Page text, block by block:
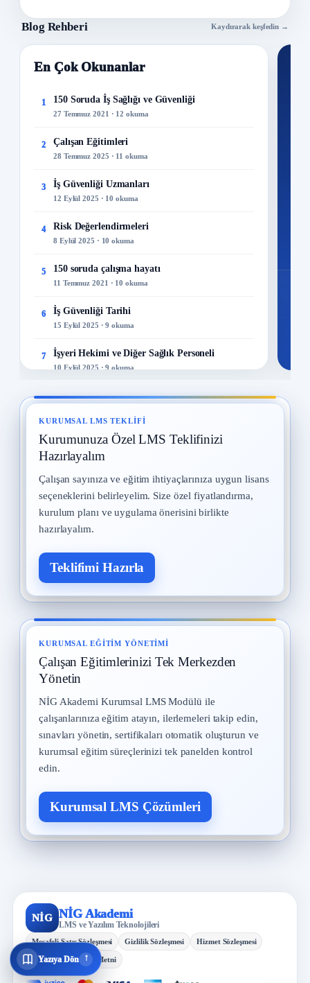
Yazıya Dön ↓
Blog Rehberi Kaydırarak keşfedin →
En Çok Okunanlar
1 150 Soruda İş Sağlığı ve Güvenliği
27 Temmuz 2021 · 12 okuma
2 Çalışan Eğitimleri
28 Temmuz 2025 · 11 okuma
3 İş Güvenliği Uzmanları
12 Eylül 2025 · 10 okuma
4 Risk Değerlendirmeleri
8 Eylül 2025 · 10 okuma
5 150 soruda çalışma hayatı
11 Temmuz 2021 · 10 okuma
6 İş Güvenliği Tarihi
15 Eylül 2025 · 9 okuma
7 İşyeri Hekimi ve Diğer Sağlık Personeli
10 Eylül 2025 · 9 okuma
8 Kadın Çalışanların Çalıştırılması
9 İş Kazaları
30 Temmuz 2025 · 9 okuma
10 Yangın ve Gazlar
29 Temmuz 2025 · 9 okuma
KURUMSAL LMS TEKLIFI
Kurumunuza Özel LMS Teklifinizi
Hazırlayalım
Çalışan sayınıza ve eğitim ihtiyaçlarınıza uygun lisans
seçeneklerini belirleyelim. Size özel fiyatlandırma,
kurulum planı ve uygulama önerisini birlikte
hazırlayalım.
Teklifimi Hazırla
KURUMSAL EĞITIM YÖNETIMI
Çalışan Eğitimlerinizi Tek Merkezden
Yönetin
NİG Akademi Kurumsal LMS Modülü ile
çalışanlarınıza eğitim atayın, ilerlemeleri takip edin,
sınavları yönetin, sertifikaları otomatik oluşturun ve
kurumsal eğitim süreçlerinizi tek panelden kontrol
edin.
Kurumsal LMS Çözümleri
NİG NİG Akademi
LMS ve Yazılım Teknolojileri
Mesafeli Satış Sözleşmesi Gizlilik Sözleşmesi Hizmet Sözleşmesi
KVKK Aydınlatma Metni